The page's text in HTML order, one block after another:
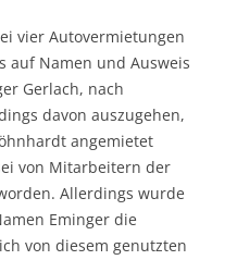
vier Autovermietungen
auf Namen und Ausweis
Gerlach, nach
davon auszugehen,
angemietet
von Mitarbeitern der
Allerdings wurde
Eminger die
von diesem genutzten